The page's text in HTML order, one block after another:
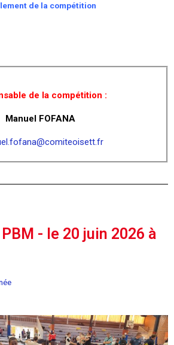
de la compétition
de la compétition :
Manuel FOFANA
- le 20 juin 2026 à